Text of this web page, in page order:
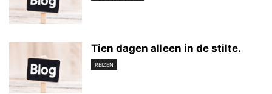
Tien dagen alleen in de stilte.
REIZEN